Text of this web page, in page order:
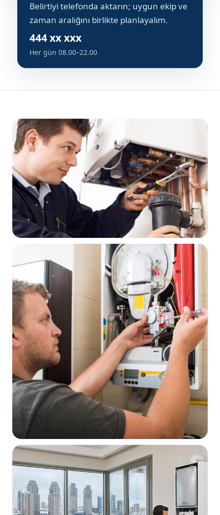
Belirtiyi telefonda aktarın; uygun ekip ve
zaman aralığını birlikte planlayalım.
444 xx xxx
Her gün 08.00–22.00
Ölçüme dayalı bakım kontrolü
İşlem öncesi arıza tespiti